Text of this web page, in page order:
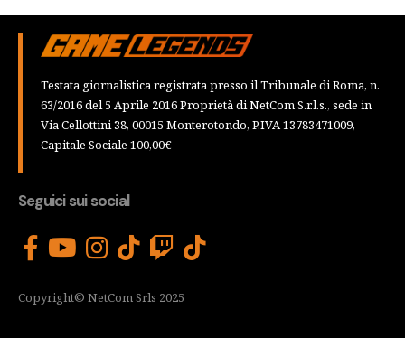
Testata giornalistica registrata presso il Tribunale di Roma, n.
63/2016 del 5 Aprile 2016 Proprietà di NetCom S.r.l.s., sede in
Via Cellottini 38, 00015 Monterotondo, P.IVA 13783471009,
Capitale Sociale 100,00€
Seguici sui social
Copyright© NetCom Srls 2025